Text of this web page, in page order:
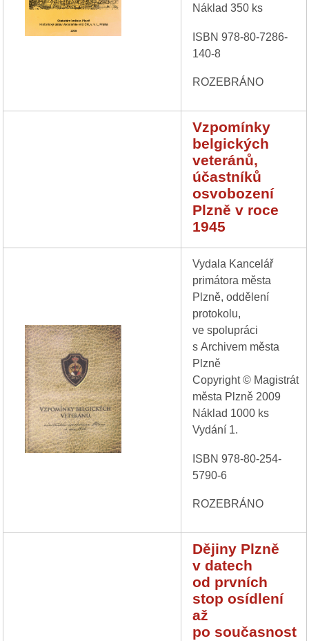
Náklad 350 ks
ISBN 978-80-7286-
140-8
ROZEBRÁNO
Vzpomínky
belgických
veteránů,
účastníků
osvobození
Plzně v roce
1945
Vydala Kancelář
primátora města
Plzně, oddělení
protokolu,
ve spolupráci
s Archivem města
Plzně
Copyright © Magistrát
města Plzně 2009
Náklad 1000 ks
Vydání 1.
ISBN 978-80-254-
5790-6
ROZEBRÁNO
Dějiny Plzně
v datech
od prvních
stop osídlení
až
po současnost